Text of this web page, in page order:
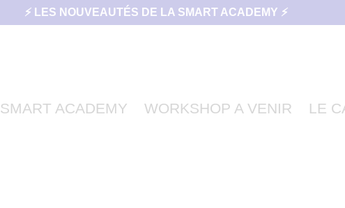
⚡ LES NOUVEAUTÉS DE LA SMART ACADEMY ⚡
SMART ACADEMY WORKSHOP A VENIR LE